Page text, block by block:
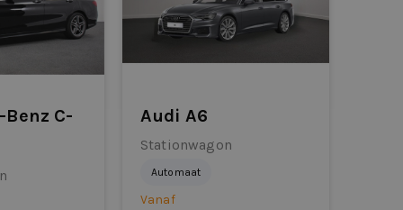
C-
Audi A6
Stationwagon
Automaat
Vanaf